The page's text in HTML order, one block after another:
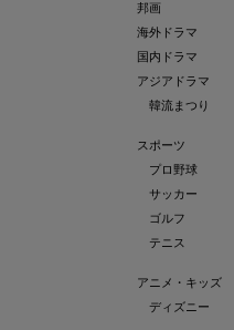
邦画
海外ドラマ
国内ドラマ
アジアドラマ
韓流まつり
スポーツ
プロ野球
サッカー
ゴルフ
テニス
アニメ・キッズ
ディズニー